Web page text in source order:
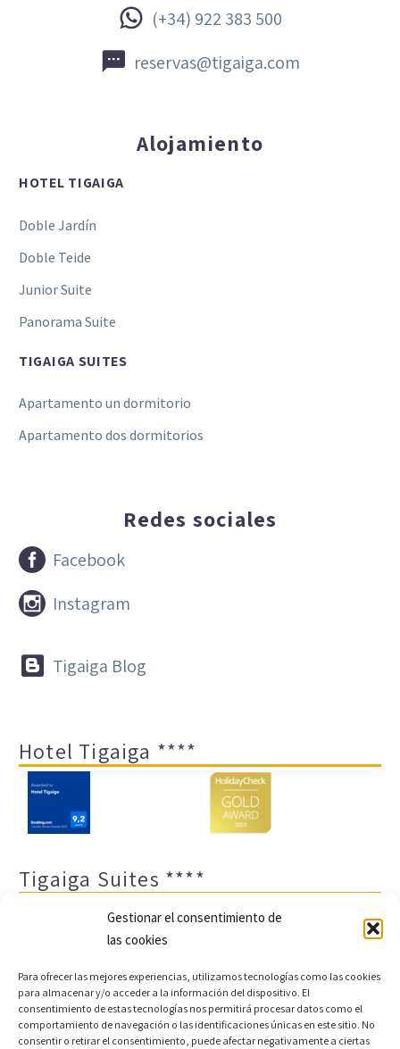
Gestionar el consentimiento de
las cookies
Para ofrecer las mejores experiencias, utilizamos tecnologías como las cookies
para almacenar y/o acceder a la información del dispositivo. El
consentimiento de estas tecnologías nos permitirá procesar datos como el
comportamiento de navegación o las identificaciones únicas en este sitio. No
consentir o retirar el consentimiento, puede afectar negativamente a ciertas

 (+34) 922 383 500

 reservas@tigaiga.com
Alojamiento
HOTEL TIGAIGA
Doble Jardín
Doble Teide
Junior Suite
Panorama Suite
TIGAIGA SUITES
Apartamento un dormitorio
Apartamento dos dormitorios
Redes sociales

 Facebook

 Instagram

 Tigaiga Blog
Hotel Tigaiga ****
Tigaiga Suites ****
Aviso legal y política de privacidad Transparencia